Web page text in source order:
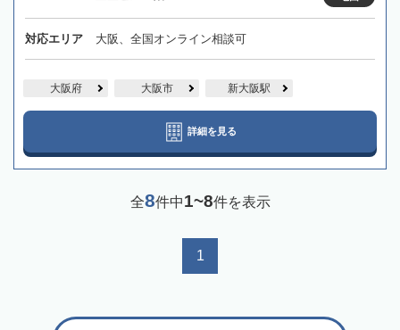
対応エリア 大阪、全国オンライン相談可
大阪府 大阪市 新大阪駅
詳細を見る
全8件中1~8件を表示
1